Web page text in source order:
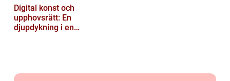
Digital konst och
upphovsrätt: En
djupdykning i en